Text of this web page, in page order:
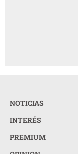
NOTICIAS
INTERÉS
PREMIUM